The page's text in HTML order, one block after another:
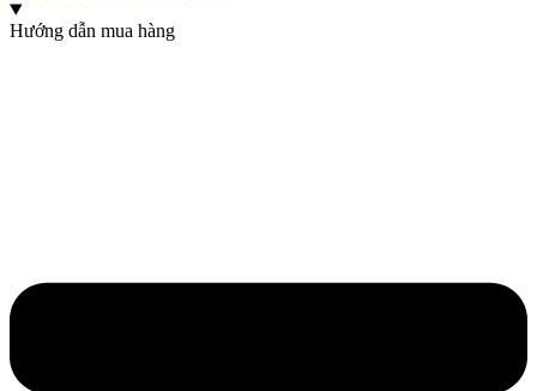
Hướng dẫn mua hàng